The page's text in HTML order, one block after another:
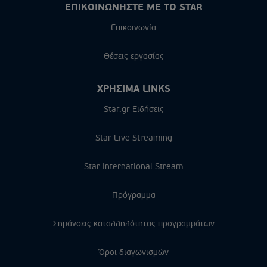
ΕΠΙΚΟΙΝΩΝΗΣΤΕ ΜΕ ΤΟ STAR
Επικοινωνία
Θέσεις εργασίας
ΧΡΗΣΙΜΑ LINKS
Star.gr Ειδήσεις
Star Live Streaming
Star International Stream
Πρόγραμμα
Σημάνσεις καταλληλότητας προγραμμάτων
Όροι διαγωνισμών